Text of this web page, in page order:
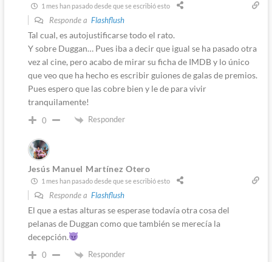
1 mes han pasado desde que se escribió esto
Responde a Flashflush
Tal cual, es autojustificarse todo el rato.
Y sobre Duggan… Pues iba a decir que igual se ha pasado otra
vez al cine, pero acabo de mirar su ficha de IMDB y lo único
que veo que ha hecho es escribir guiones de galas de premios.
Pues espero que las cobre bien y le de para vivir
tranquilamente!
0 Responder
Jesús Manuel Martínez Otero
1 mes han pasado desde que se escribió esto
Responde a Flashflush
El que a estas alturas se esperase todavía otra cosa del
pelanas de Duggan como que también se merecía la
decepción.
0 Responder